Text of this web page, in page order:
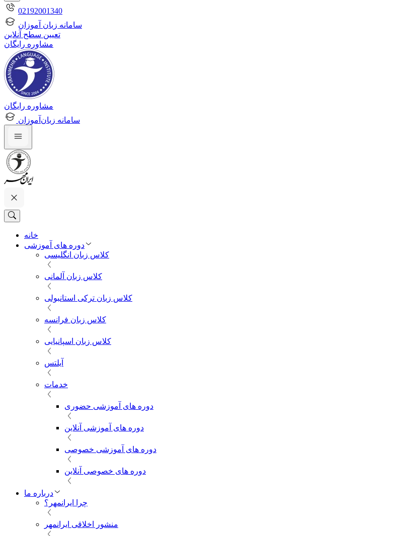
02192001340
سامانه زبان آموزان
تعیین سطح آنلاین
مشاوره رایگان
مشاوره رایگان
سامانه زبان‌آموزان
خانه
دوره های آموزشی
کلاس زبان انگلیسی
کلاس زبان آلمانی
کلاس زبان ترکی استانبولی
کلاس زبان فرانسه
کلاس زبان اسپانیایی
آیلتس
خدمات
دوره های آموزشی حضوری
دوره های آموزشی آنلاین
دوره های آموزشی خصوصی
دوره های خصوصی آنلاین
درباره ما
چرا ایرانمهر؟
منشور اخلاقی ایرانمهر